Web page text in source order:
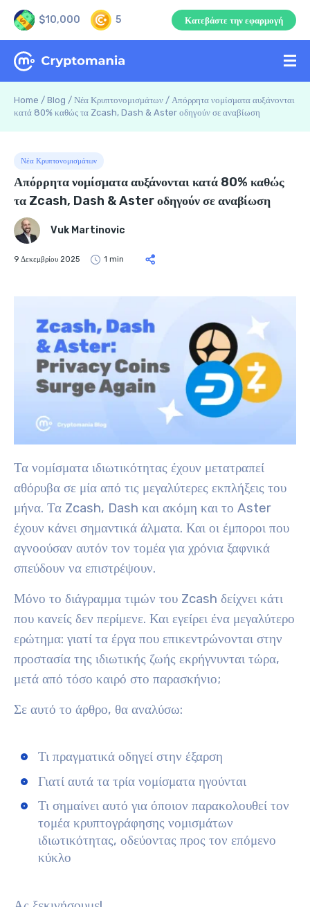
$10,000 5 Κατεβάστε την εφαρμογή
Home / Blog / Νέα Κρυπτονομισμάτων / Απόρρητα νομίσματα αυξάνονται
κατά 80% καθώς τα Zcash, Dash & Aster οδηγούν σε αναβίωση
Νέα Κρυπτονομισμάτων
Απόρρητα νομίσματα αυξάνονται κατά 80% καθώς
τα Zcash, Dash & Aster οδηγούν σε αναβίωση
Vuk Martinovic
9 Δεκεμβρίου 2025 1 min
Τα νομίσματα ιδιωτικότητας έχουν μετατραπεί
αθόρυβα σε μία από τις μεγαλύτερες εκπλήξεις του
μήνα. Τα Zcash, Dash και ακόμη και το Aster
έχουν κάνει σημαντικά άλματα. Και οι έμποροι που
αγνοούσαν αυτόν τον τομέα για χρόνια ξαφνικά
σπεύδουν να επιστρέψουν.
Μόνο το διάγραμμα τιμών του Zcash δείχνει κάτι
που κανείς δεν περίμενε. Και εγείρει ένα μεγαλύτερο
ερώτημα: γιατί τα έργα που επικεντρώνονται στην
προστασία της ιδιωτικής ζωής εκρήγνυνται τώρα,
μετά από τόσο καιρό στο παρασκήνιο;
Σε αυτό το άρθρο, θα αναλύσω:
Τι πραγματικά οδηγεί στην έξαρση
Γιατί αυτά τα τρία νομίσματα ηγούνται
Τι σημαίνει αυτό για όποιον παρακολουθεί τον
τομέα κρυπτογράφησης νομισμάτων
ιδιωτικότητας, οδεύοντας προς τον επόμενο
κύκλο